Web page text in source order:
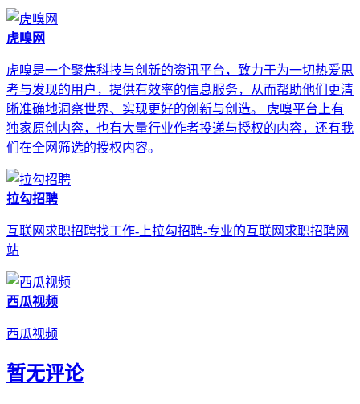
虎嗅网
虎嗅是一个聚焦科技与创新的资讯平台，致力于为一切热爱思
考与发现的用户，提供有效率的信息服务，从而帮助他们更清
晰准确地洞察世界、实现更好的创新与创造。 虎嗅平台上有
独家原创内容，也有大量行业作者投递与授权的内容，还有我
们在全网筛选的授权内容。
拉勾招聘
互联网求职招聘找工作-上拉勾招聘-专业的互联网求职招聘网
站
西瓜视频
西瓜视频
暂无评论